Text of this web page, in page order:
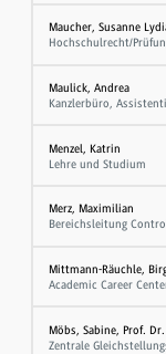
Maucher, Susanne
Hochschulrecht/
Maulick, Andrea
Kanzlerbüro,
Menzel, Katrin
Lehre und Studium
Merz, Maximilian
Bereichsleitung
Mittmann-Räuchle,
Academic Career
Möbs, Sabine, Prof. Dr.
Zentrale